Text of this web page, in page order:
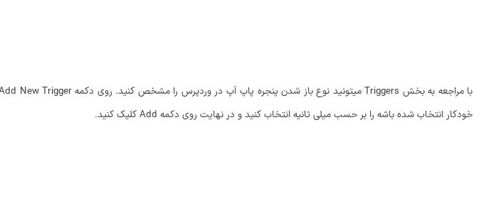
خودکار انتخاب شده باشه را بر حسب میلی ثانیه انتخاب کنید و در نهایت روی دکمه Add کلیک کنید.